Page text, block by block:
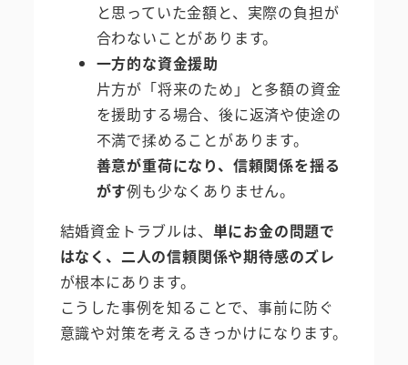
と思っていた金額と、実際の負担が
合わないことがあります。
一方的な資金援助
片方が「将来のため」と多額の資金
を援助する場合、後に返済や使途の
不満で揉めることがあります。
善意が重荷になり、信頼関係を揺る
がす例も少なくありません。
結婚資金トラブルは、 単にお金の問題で
はなく、二人の信頼関係や期待感のズレ
が根本にあります。
こうした事例を知ることで、事前に防ぐ
意識や対策を考えるきっかけになります。